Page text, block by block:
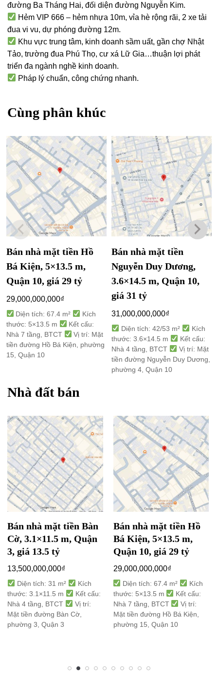
đường Ba Tháng Hai, đối diện đường Nguyễn Kim.
Hẻm VIP 666 – hẻm nhựa 10m, vỉa hè rộng rãi, 2 xe tải
đua vi vu, dự phóng đường 12m.
Khu vực trung tâm, kinh doanh sầm uất, gần chợ Nhật
Tảo, trường đua Phú Thọ, cư xá Lữ Gia…thuận lợi phát
triển đa ngành nghề kinh doanh.
Pháp lý chuẩn, công chứng nhanh.
Cùng phân khúc
Bán nhà mặt tiền Hồ
Bá Kiện, 5×13.5 m,
Quận 10, giá 29 tỷ
29,000,000,000₫
Diện tích: 67.4 m²
Kích
thước: 5×13.5 m
Kết cấu:
Nhà 7 tầng, BTCT
Vị trí: Mặt
tiền đường Hồ Bá Kiện, phường
15, Quận 10
Bán nhà mặt tiền
Nguyễn Duy Dương,
3.6×14.5 m, Quận 10,
giá 31 tỷ
31,000,000,000₫
Diện tích: 42/53 m²
Kích
thước: 3.6×14.5 m
Kết cấu:
Nhà 4 tầng, BTCT
Vị trí: Mặt
tiền đường Nguyễn Duy Dương,
phường 4, Quận 10
Nhà đất bán
Bán nhà mặt tiền Bàn
Cờ, 3.1×11.5 m, Quận
3, giá 13.5 tỷ
13,500,000,000₫
Diện tích: 31 m²
Kích
thước: 3.1×11.5 m
Kết cấu:
Nhà 4 tầng, BTCT
Vị trí:
Mặt tiền đường Bàn Cờ,
phường 3, Quận 3
Bán nhà mặt tiền Hồ
Bá Kiện, 5×13.5 m,
Quận 10, giá 29 tỷ
29,000,000,000₫
Diện tích: 67.4 m²
Kích
thước: 5×13.5 m
Kết cấu:
Nhà 7 tầng, BTCT
Vị trí:
Mặt tiền đường Hồ Bá Kiện,
phường 15, Quận 10